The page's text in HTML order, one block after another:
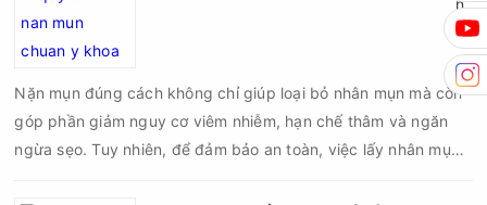
da sau nặn mụn không chỉ giúp vùng da hồi phục nhanh hơn
mà còn góp phần giảm nguy cơ tái phát mụn và hạn chế các
Nặn mụn đúng cách không chỉ giúp loại bỏ nhân mụn mà còn
góp phần giảm nguy cơ viêm nhiễm, hạn chế thâm và ngăn
ngừa sẹo. Tuy nhiên, để đảm bảo an toàn, việc lấy nhân mụn